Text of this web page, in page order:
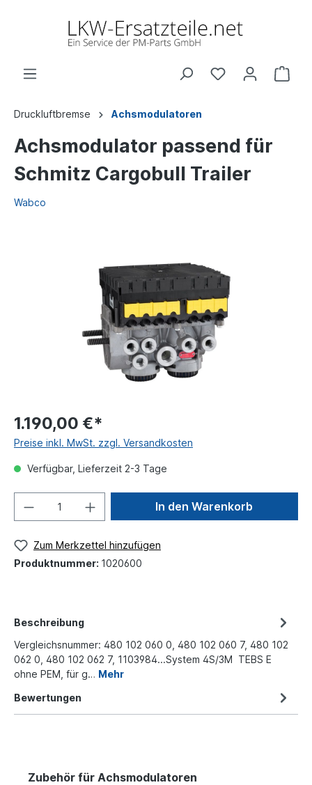
Druckluftbremse Achsmodulatoren
Achsmodulator passend für
Schmitz Cargobull Trailer
Wabco
1.190,00 €*
Preise inkl. MwSt. zzgl. Versandkosten
Verfügbar, Lieferzeit 2-3 Tage
In den Warenkorb
Zum Merkzettel hinzufügen
Produktnummer: 1020600
Beschreibung
Vergleichsnummer: 480 102 060 0, 480 102 060 7, 480 102
062 0, 480 102 062 7, 1103984...System 4S/3M TEBS E
ohne PEM, für g… Mehr
Bewertungen
Zubehör für Achsmodulatoren